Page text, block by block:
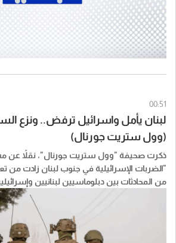
00:51
لبنان يأمل واسرائيل ترفض.. ونزع
(وول ستريت جورنال)
ذكرت صحيفة "​وول ستريت جورنال​"، نقلاً عن
"الضربات الإسرائيلية في جنوب لبنان زادت من
من المحادثات بين دبلوماسيين لبنانيين